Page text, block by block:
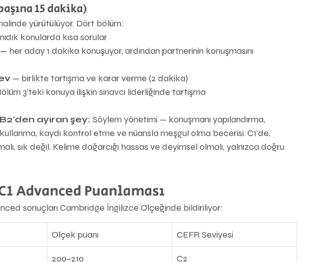
15 dakika)
yürütülüyor. Dört bölüm:
konularda kısa sorular
— her aday 1 dakika konuşuyor, ardından partnerinin konuşmasını
— birlikte tartışma ve karar verme (2 dakika)
3'teki konuya ilişkin sınavcı liderliğinde tartışma
B2'den ayıran şey: Söylem yönetimi — konuşmanı yapılandırma,
kaydı kontrol etme ve nüansla meşgul olma becerisi. C1'de,
sık değil. Kelime dağarcığı hassas ve deyimsel olmalı, yalnızca doğru
Advanced Puanlaması
sonuçları Cambridge İngilizce Ölçeğinde bildiriliyor:
Ölçek puanı CEFR Seviyesi
200–210 C2